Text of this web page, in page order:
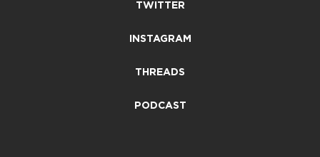
TWITTER
INSTAGRAM
THREADS
PODCAST